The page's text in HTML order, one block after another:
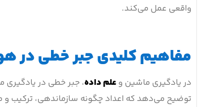
واقعی عمل می‌کند.
مفاهیم کلیدی جبر خطی
در یادگیری ماشین وعلم داده، جبر خطی در
توضیح می‌دهد که اعداد چگونه سازماندهی، ترکیب